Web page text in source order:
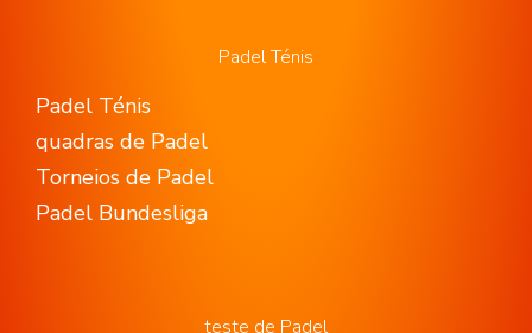
Padel Ténis
Padel Ténis
quadras de Padel
Torneios de Padel
Padel Bundesliga
teste de Padel